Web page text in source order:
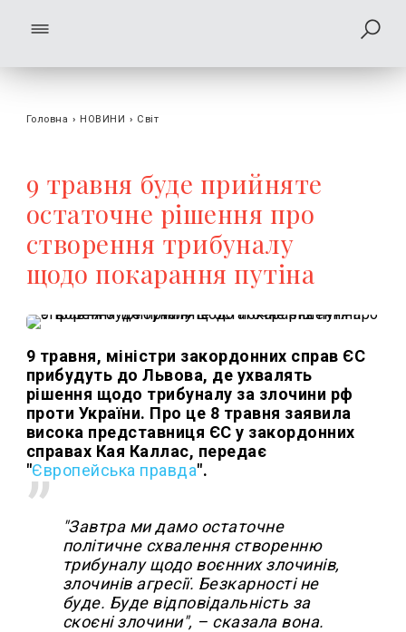
Головна › НОВИНИ › Світ
9 травня буде прийняте
остаточне рішення про
створення трибуналу
щодо покарання путіна
9 травня, міністри закордонних справ ЄС
прибудуть до Львова, де ухвалять
рішення щодо трибуналу за злочини рф
проти України. Про це 8 травня заявила
висока представниця ЄС у закордонних
справах Кая Каллас, передає
"Європейська правда".
"Завтра ми дамо остаточне
політичне схвалення створенню
трибуналу щодо воєнних злочинів,
злочинів агресії. Безкарності не
буде. Буде відповідальність за
скоєні злочини", – сказала вона.